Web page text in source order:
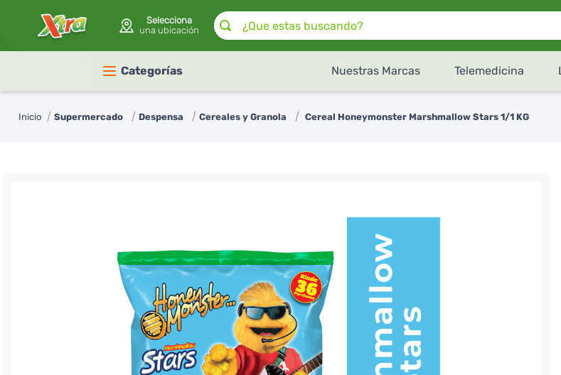
Selecciona
una ubicación
¿Cómo te gustaría
tu pedido de SúperXtra
¿Que estas buscando?
Categorías Nuestras Marcas Telemedicina
Supermercado Despensa Cereales y Granola Cereal Honeymonster Marshmallow Stars 1/1 KG